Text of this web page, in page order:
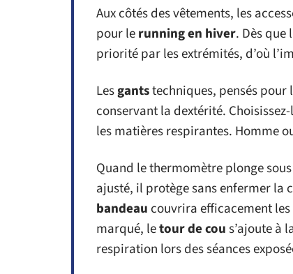
Aux côtés des vêtements, les
pour lerunning en hiver. Dès que
priorité par les extrémités, d’où
Lesgantstechniques, pensés pour
conservant la dextérité.
les matières respirantes. Homme
Quand le thermomètre plonge sous
ajusté, il protège sans enfermer la
bandeau couvrira efficacement
marqué, letour de cous’ajoute à
respiration lors des séances